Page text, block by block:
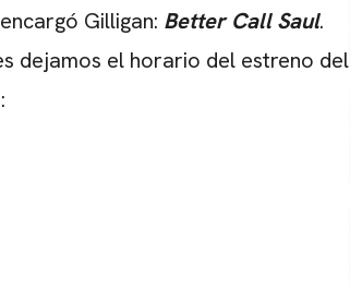
Gilligan: Better Call Saul.
dejamos el horario del estreno del